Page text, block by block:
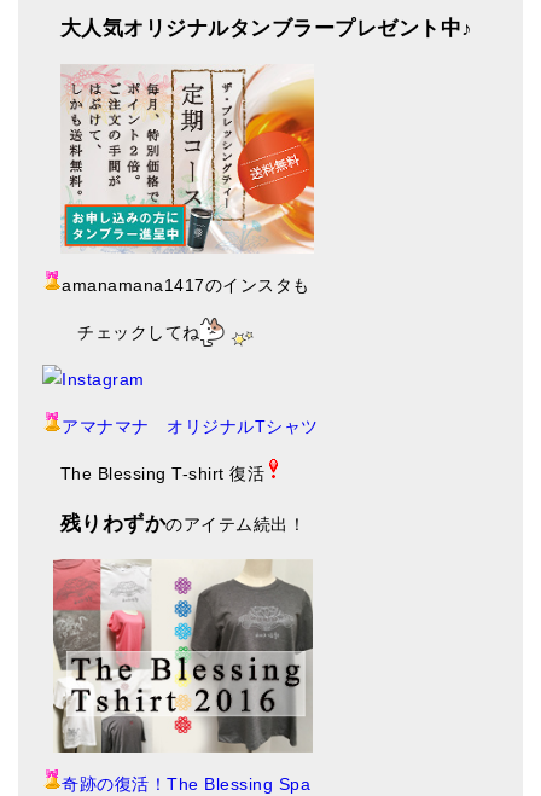
大人気オリジナルタンブラープレゼント中♪
amanamana1417のインスタも
チェックしてね
アマナマナ オリジナルTシャツ
The Blessing T-shirt 復活
残りわずかのアイテム続出！
奇跡の復活！The Blessing Spa